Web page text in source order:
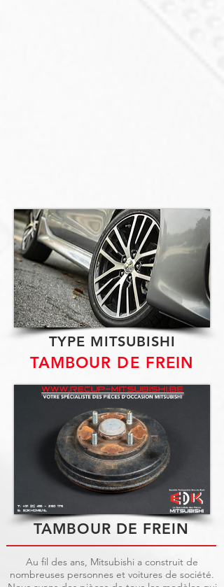
TYPE MITSUBISHI
TAMBOUR DE FREIN
TAMBOUR DE FREIN
Au fil des ans, Mitsubishi a construit de
nombreuses personnes et voitures de société.